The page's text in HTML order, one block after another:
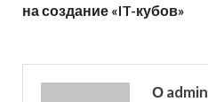
на создание «IT-кубов»
О admin